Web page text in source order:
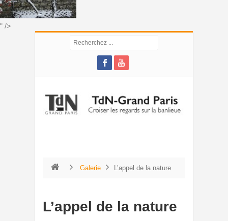
" />
Galerie L’appel de la nature
L’appel de la nature